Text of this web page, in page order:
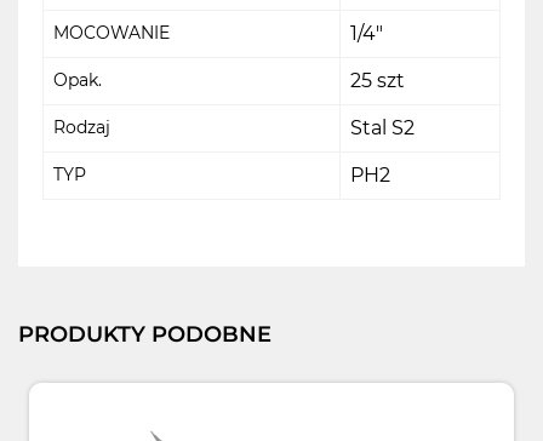
MOCOWANIE 1/4"
Opak. 25 szt
Rodzaj Stal S2
TYP PH2
PRODUKTY PODOBNE